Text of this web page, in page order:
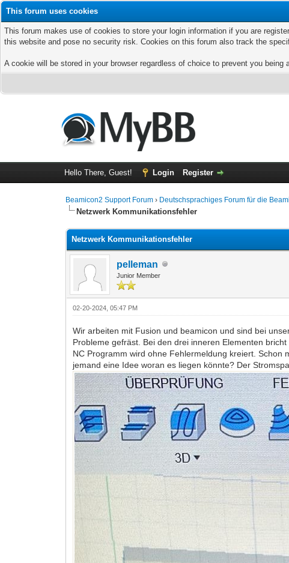
This forum uses cookies
This forum makes use of cookies to store your login information if you are
this website and pose no security risk. Cookies on this forum also track the
A cookie will be stored in your browser regardless of choice to prevent you
Hello There, Guest! Login Register
Beamicon2 Support Forum › Deutschsprachiges Forum für die
Netzwerk Kommunikationsfehler
Netzwerk Kommunikationsfehler
pelleman
Junior Member
02-20-2024, 05:47 PM
Wir arbeiten mit Fusion und beamicon und sind bei
Probleme gefräst. Bei den drei inneren Elementen
NC Programm wird ohne Fehlermeldung kreiert.
jemand eine Idee woran es liegen könnte? Der